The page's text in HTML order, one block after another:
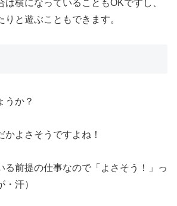
は横になっていることもOKですし、
と遊ぶこともできます。
うか？
よさそうですよね！
る前提の仕事なので「よさそう！」っ
汗）